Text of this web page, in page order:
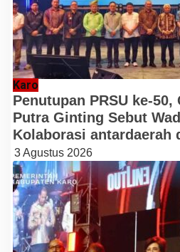
Karo
Penutupan PRSU ke-
Putra Ginting Sebut
Kolaborasi antardaerah
3 Agustus 2026